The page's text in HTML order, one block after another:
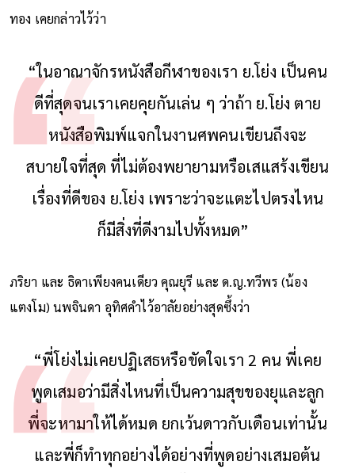
ทอง เคยกล่าวไว้ว่า
“ในอาณาจักรหนังสือกีฬาของเรา ย.โย่ง เป็นคน
ดีที่สุดจนเราเคยคุยกันเล่น ๆ ว่าถ้า ย.โย่ง ตาย
หนังสือพิมพ์แจกในงานศพคนเขียนถึงจะ
สบายใจที่สุด ที่ไม่ต้องพยายามหรือเสแสร้งเขียน
เรื่องที่ดีของ ย.โย่ง เพราะว่าจะแตะไปตรงไหน
ก็มีสิ่งที่ดีงามไปทั้งหมด”
ภริยา และ ธิดาเพียงคนเดียว คุณยุรี และ ด.ญ.ทวีพร (น้อง
แตงโม) นพจินดา อุทิศคำไว้อาลัยอย่างสุดซึ้งว่า
“พี่โย่งไม่เคยปฏิเสธหรือขัดใจเรา 2 คน พี่เคย
พูดเสมอว่ามีสิ่งไหนที่เป็นความสุขของยุและลูก
พี่จะหามาให้ได้หมด ยกเว้นดาวกับเดือนเท่านั้น
และพี่ก็ทำทุกอย่างได้อย่างที่พูดอย่างเสมอต้น